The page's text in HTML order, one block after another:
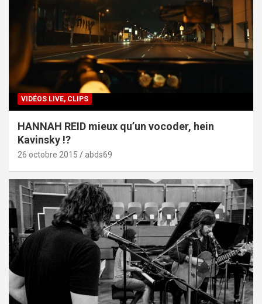
VIDÉOS LIVE, CLIPS
HANNAH REID mieux qu’un vocoder, hein
Kavinsky !?
26 octobre 2015 abds69